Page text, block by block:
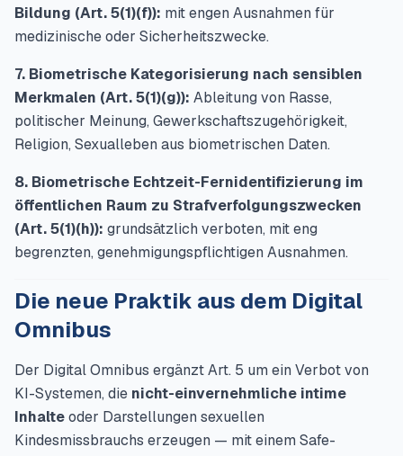
Bildung (Art. 5(1)(f)): mit engen Ausnahmen für
medizinische oder Sicherheitszwecke.
7. Biometrische Kategorisierung nach sensiblen
Merkmalen (Art. 5(1)(g)): Ableitung von Rasse,
politischer Meinung, Gewerkschaftszugehörigkeit,
Religion, Sexualleben aus biometrischen Daten.
8. Biometrische Echtzeit-Fernidentifizierung im
öffentlichen Raum zu Strafverfolgungszwecken
(Art. 5(1)(h)): grundsätzlich verboten, mit eng
begrenzten, genehmigungspflichtigen Ausnahmen.
Die neue Praktik aus dem Digital
Omnibus
Der Digital Omnibus ergänzt Art. 5 um ein Verbot von
KI-Systemen, die nicht-einvernehmliche intime
Inhalteoder Darstellungen sexuellen
Kindesmissbrauchs erzeugen — mit einem Safe-